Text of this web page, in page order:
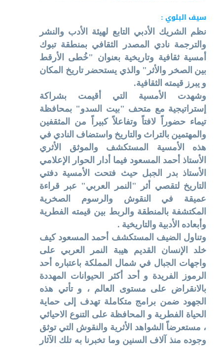
سيف البلوي :
نظم الشريك الأدبي التابع لهيئة الأدب والنشر
والترجمة نادي المصدر الثقافي بمنطقة تبوك
أمسية ثقافية وتاريخية بعنوان "خُطى الأرقط
بين الصخر والأثر" والذي يستحضر تاريخ المكان
و يبرز قيمته الثقافية.
وشهدت الأمسية التي أقيمت بشراكة
إستراتيجية مع متحف "بيت السدو" بمحافظة
تيماء حضوراً لافتاً وتفاعلاً كبيراً من المثقفين
والمهتمين بالتراث والتاريخ واستضاف النادي في
هذه الأمسية المستكشف والموثق الأثري
الأستاذ أحمد المسعود فيما أدار الحوار الإعلامي
الأستاذ بدر الجبل حيث فتحت الأمسية دفتي
التاريخ لتقصي أثر "النمر العربي" عبر قراءة
عميقة في النقوش والرسوم الصخرية
المكتشفة بالمنطقة والربط بين قيمته الفطرية
وأبعاده الأدبية والتاريخية .
وتناول الضيف المستكشف أحمد المسعود كيف
خلد الإنسان القديم هيبة النمر العربي على
واجهات الجبال في شمال المملكة باعتباره أحد
الرموز الفريدة و أحد أكثر الحيوانات المهددة
بالانقراض على مستوى العالم ، و تأتي هذه
الجهود ضمن برامج متكاملة تهدف إلى حماية
الحياة الفطرية و المحافظة على التنوع الاحيائي
، مستعرضاً الشواهد الأثرية والنقوش التي توثق
وجوده منذ آلاف السنين وما تخبرنا به تلك الآثار